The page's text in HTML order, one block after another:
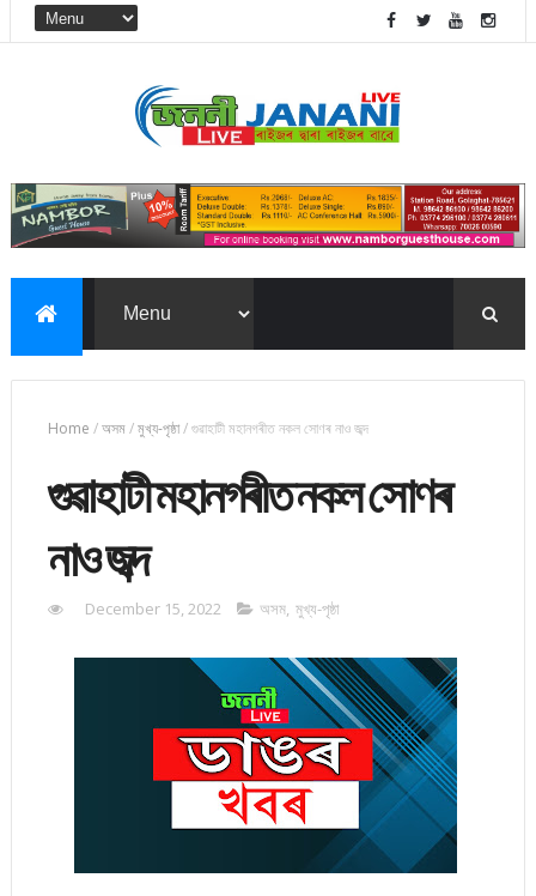
Home /অসম/মুখ্য-পৃষ্ঠা/গুৱাহাটী মহানগৰীত নকল সোণৰ নাও জব্দ
গুৱাহাটী মহানগৰীত নকল সোণৰ
নাও জব্দ
December 15, 2022 অসম, মুখ্য-পৃষ্ঠা